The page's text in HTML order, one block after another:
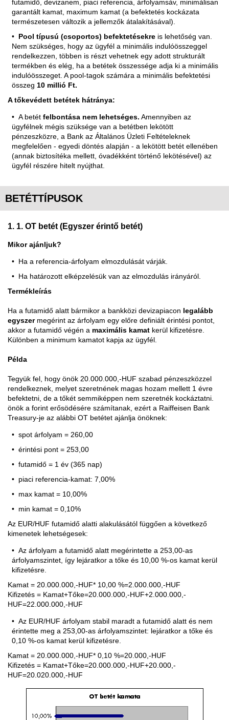
futamidő, devizanem, piaci referencia, árfolyamsáv, minimálisan
garantált kamat, maximum kamat (a befektetés kockázata
természetesen változik a jellemzők átalakításával).
Pool típusú (csoportos) befektetésekre is lehetőség van.
Nem szükséges, hogy az ügyfél a minimális indulóösszeggel
rendelkezzen, többen is részt vehetnek egy adott strukturált
termékben és elég, ha a betétek összessége adja ki a minimális
indulóösszeget. A pool-tagok számára a minimális befektetési
összeg 10 millió Ft.
A tőkevédett betétek hátránya:
A betét felbontása nem lehetséges. Amennyiben az
ügyfélnek mégis szüksége van a betétben lekötött
pénzeszközre, a Bank az Általános Üzleti Feltételeknek
megfelelően - egyedi döntés alapján - a lekötött betét ellenében
(annak biztosítéka mellett, óvadékként történő lekötésével) az
ügyfél részére hitelt nyújthat.
BETÉTTÍPUSOK
1. 1. OT betét (Egyszer érintő betét)
Mikor ajánljuk?
Ha a referencia-árfolyam elmozdulását várják.
Ha határozott elképzelésük van az elmozdulás irányáról.
Termékleírás
Ha a futamidő alatt bármikor a bankközi devizapiacon legalább
egyszermegérint az árfolyam egy előre definiált érintési pontot,
akkor a futamidő végén a maximális kamat kerül kifizetésre.
Különben a minimum kamatot kapja az ügyfél.
Példa
Tegyük fel, hogy önök 20.000.000,-HUF szabad pénzeszközzel
rendelkeznek, melyet szeretnének magas hozam mellett 1 évre
befektetni, de a tőkét semmiképpen nem szeretnék kockáztatni.
önök a forint erősödésére számítanak, ezért a Raiffeisen Bank
Treasury-je az alábbi OT betétet ajánlja önöknek:
spot árfolyam = 260,00
érintési pont = 253,00
futamidő = 1 év (365 nap)
piaci referencia-kamat: 7,00%
max kamat = 10,00%
min kamat = 0,10%
Az EUR/HUF futamidő alatti alakulásától függően a következő
kimenetek lehetségesek:
Az árfolyam a futamidő alatt megérintette a 253,00-as
árfolyamszintet, így lejáratkor a tőke és 10,00 %-os kamat kerül
kifizetésre.
Kamat = 20.000.000,-HUF* 10,00 %=2.000.000,-HUF
Kifizetés = Kamat+Tőke=20.000.000,-HUF+2.000.000,-
HUF=22.000.000,-HUF
Az EUR/HUF árfolyam stabil maradt a futamidő alatt és nem
érintette meg a 253,00-as árfolyamszintet: lejáratkor a tőke és
0,10 %-os kamat kerül kifizetésre.
Kamat = 20.000.000,-HUF* 0,10 %=20.000,-HUF
Kifizetés = Kamat+Tőke=20.000.000,-HUF+20.000,-
HUF=20.020.000,-HUF